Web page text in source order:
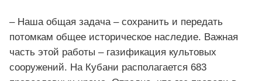
– Наша общая задача – сохранить и передать
потомкам общее историческое наследие. Важная
часть этой работы – газификация культовых
сооружений. На Кубани располагается 683